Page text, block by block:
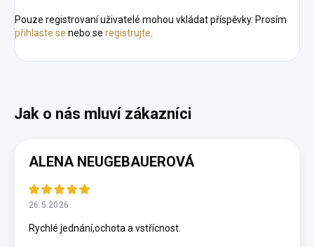
Pouze registrovaní uživatelé mohou vkládat příspěvky. Prosím
přihlaste se nebo se registrujte.
ALENA NEUGEBAUEROVÁ
26.5.2026
Rychlé jednání,ochota a vstřícnost.